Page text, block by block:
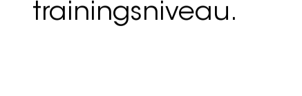
In deze blog leer je